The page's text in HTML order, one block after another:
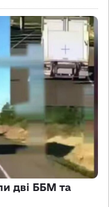
дві ББМ та